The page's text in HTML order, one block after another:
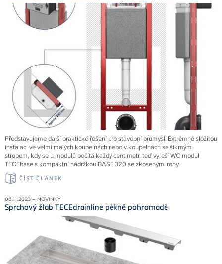
Představujeme další praktické řešení pro stavební průmysl! Extrémně složitou
instalaci ve velmi malých koupelnách nebo v koupelnách se šikmým
stropem, kdy se u modulů počítá každý centimetr, teď vyřeší WC modul
TECEbase s kompaktní nádržkou BASE 320 se zkosenými rohy.
ČÍST ČLÁNEK
06.11.2023 – NOVINKY
Sprchový žlab TECEdrainline pěkně pohromadě